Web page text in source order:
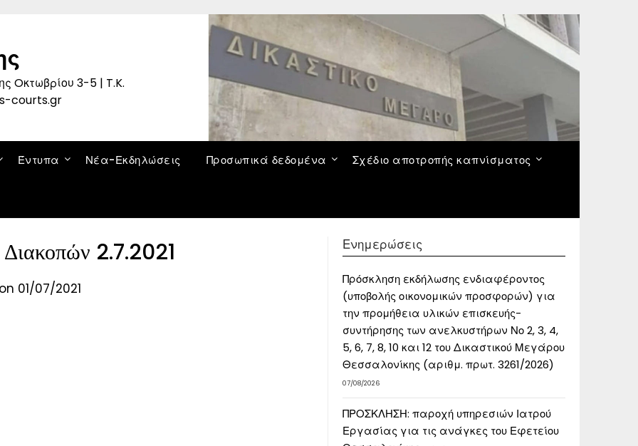
Oκτωβρίου 3-5 | T.K.
courts.gr
Έντυπα Νέα-Εκδηλώσεις Προσωπικά δεδομένα Σχέδιο αποτροπής καπνίσματος
2.7.2021
01/07/2021
Ενημερώσεις
Πρόσκληση εκδήλωσης ενδιαφέροντος
(υποβολής οικονομικών προσφορών) για
την προμήθεια υλικών επισκευής-
συντήρησης των ανελκυστήρων Νο 2, 3, 4,
5, 6, 7, 8, 10 και 12 του Δικαστικού Μεγάρου
Θεσσαλονίκης (αριθμ. πρωτ. 3261/2026)
07/08/2026
ΠΡΟΣΚΛΗΣΗ: παροχή υπηρεσιών Ιατρού
Εργασίας για τις ανάγκες του Εφετείου